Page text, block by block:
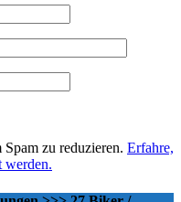
zu reduzieren. Erfahre,
werden.